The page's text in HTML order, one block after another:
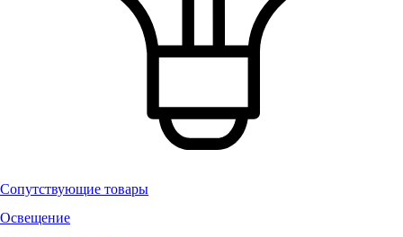
Сопутствующие товары
Освещение